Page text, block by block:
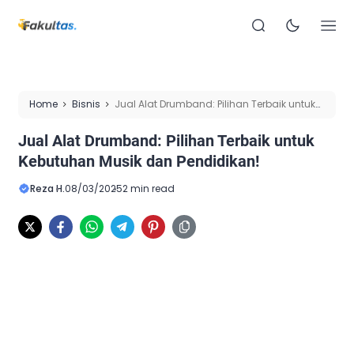
Home Bisnis
Jual Alat Drumband: Pilihan Terbaik untuk
Jual Alat Drumband: Pilihan Terbaik untuk
Kebutuhan Musik dan Pendidikan!
Reza H.08/03/20252 min read